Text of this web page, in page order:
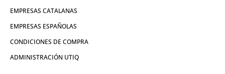
EMPRESAS CATALANAS
EMPRESAS ESPAÑOLAS
CONDICIONES DE COMPRA
ADMINISTRACIÓN UTIQ